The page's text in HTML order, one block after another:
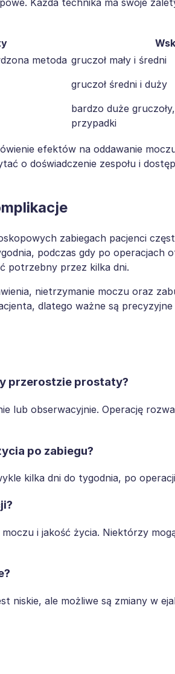
metoda gruczoł mały i średni
gruczoł średni i duży
bardzo duże
przypadki
efektów na oddawanie
o doświadczenie zespołu i
zabiegach pacjenci
podczas gdy po operacjach
potrzebny przez kilka dni.
nietrzymanie moczu oraz
dlatego ważne są
przerostzie prostaty?
lub obserwacyjnie. Operację
po zabiegu?
kilka dni do tygodnia, po
i jakość życia. Niektórzy
niskie, ale możliwe są zmiany w